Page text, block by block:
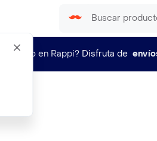
¿Nuevo en Rappi? Disfruta de